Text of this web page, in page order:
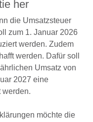
her
die Umsatzsteuer
zum 1. Januar 2026
werden. Zudem
werden. Dafür soll
Umsatz von
2027 eine
werden.
möchte die